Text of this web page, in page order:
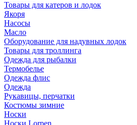
Товары для катеров и лодок
Якоря
Насосы
Масло
Оборудование для надувных лодок
Товары для троллинга
Одежда для рыбалки
Термобелье
Одежда флис
Одежда
Рукавицы, перчатки
Костюмы зимние
Носки
Носки Lorpen